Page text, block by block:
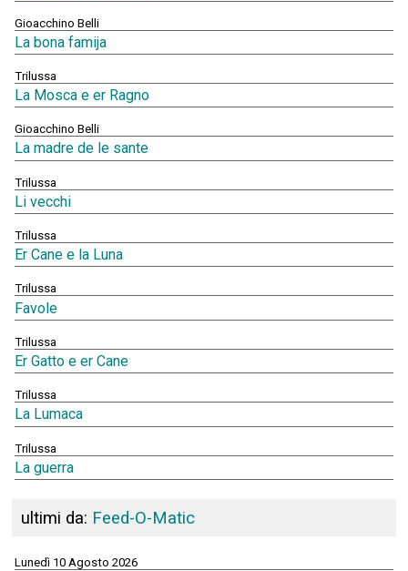
Gioacchino Belli
La bona famija
Trilussa
La Mosca e er Ragno
Gioacchino Belli
La madre de le sante
Trilussa
Li vecchi
Trilussa
Er Cane e la Luna
Trilussa
Favole
Trilussa
Er Gatto e er Cane
Trilussa
La Lumaca
Trilussa
La guerra
ultimi da: Feed-O-Matic
Lunedì 10 Agosto 2026